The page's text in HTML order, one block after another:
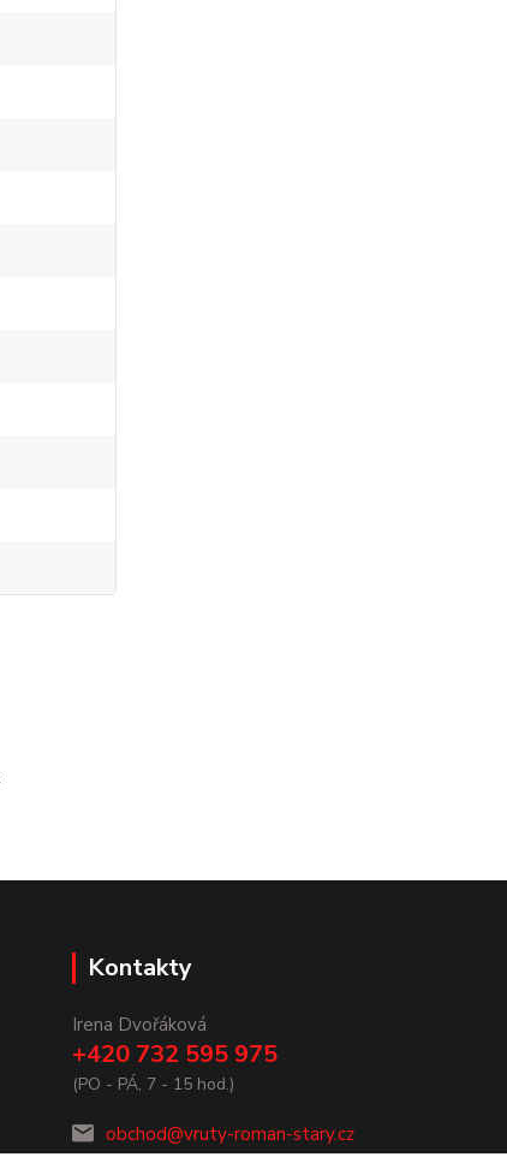
Kontakty
Irena Dvořáková
+420 732 595 975
(PO - PÁ, 7 - 15 hod.)
obchod@vruty-roman-stary.cz